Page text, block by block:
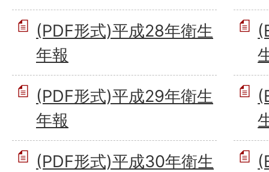
(PDF形式)平成28年衛生
年報
(PDF形式)平成29年衛生
年報
(PDF形式)平成30年衛生